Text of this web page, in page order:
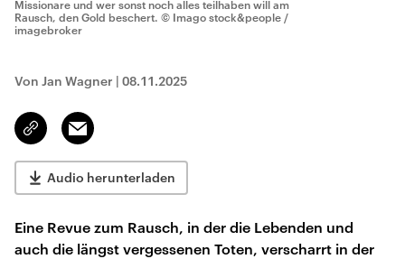
Missionare und wer sonst noch alles teilhaben will am
Rausch, den Gold beschert. © Imago stock&people /
imagebroker
Von Jan Wagner | 08.11.2025
Link
kopieren/teilen
Email
Audio herunterladen
Eine Revue zum Rausch, in der die Lebenden und
auch die längst vergessenen Toten, verscharrt in der